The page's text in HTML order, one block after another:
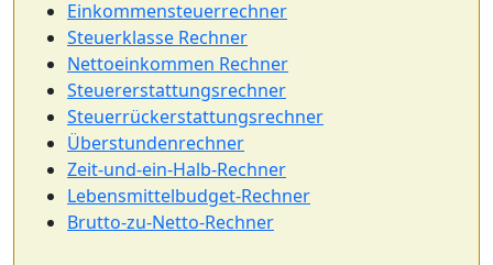
Einkommensteuerrechner
Steuerklasse Rechner
Nettoeinkommen Rechner
Steuererstattungsrechner
Steuerrückerstattungsrechner
Überstundenrechner
Zeit-und-ein-Halb-Rechner
Lebensmittelbudget-Rechner
Brutto-zu-Netto-Rechner